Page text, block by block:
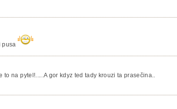
pusa
na pytel!.....A gor kdyz ted tady krouzi ta prasečina..